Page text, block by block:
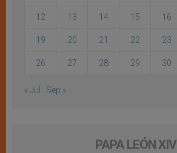
12 13 14 15 16
19 20 21 22 23
26 27 28 29 30
« Jul Sep »
PAPA LEÓN XIV